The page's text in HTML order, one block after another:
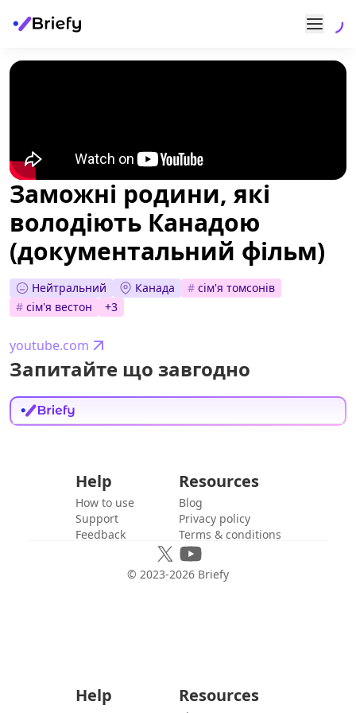
Заможні родини, які
володіють Канадою
(документальний фільм)
Нейтральний Канада # сім'я томсонів
# сім'я вестон +3
youtube.com
Запитайте що завгодно
Help
How to use
Support
Feedback
Resources
Blog
Privacy policy
Terms & conditions
© 2023-2026 Briefy
Help Resources